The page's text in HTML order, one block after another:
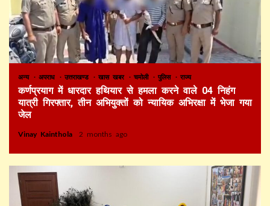
अन्य अपराध उत्तराखण्ड खास खबर चमोली पुलिस राज्य
कर्णप्रयाग में धारदार हथियार से हमला करने वाले 04 निहंग
यात्री गिरफ्तार, तीन अभियुक्तों को न्यायिक अभिरक्षा में भेजा गया
जेल
Vinay Kainthola 2 months ago